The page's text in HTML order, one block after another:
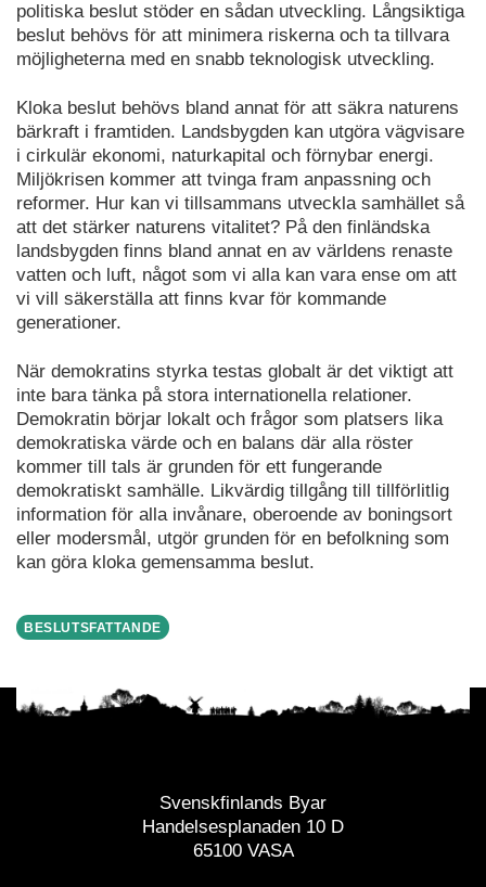
BESLUTSFATTANDE
politiska beslut stöder en sådan utveckling. Långsiktiga
beslut behövs för att minimera riskerna och ta tillvara
möjligheterna med en snabb teknologisk utveckling.
Kloka beslut behövs bland annat för att säkra naturens
bärkraft i framtiden. Landsbygden kan utgöra vägvisare
i cirkulär ekonomi, naturkapital och förnybar energi.
Miljökrisen kommer att tvinga fram anpassning och
reformer. Hur kan vi tillsammans utveckla samhället så
att det stärker naturens vitalitet? På den finländska
landsbygden finns bland annat en av världens renaste
vatten och luft, något som vi alla kan vara ense om att
vi vill säkerställa att finns kvar för kommande
generationer.
När demokratins styrka testas globalt är det viktigt att
inte bara tänka på stora internationella relationer.
Demokratin börjar lokalt och frågor som platsers lika
demokratiska värde och en balans där alla röster
kommer till tals är grunden för ett fungerande
demokratiskt samhälle. Likvärdig tillgång till tillförlitlig
information för alla invånare, oberoende av boningsort
eller modersmål, utgör grunden för en befolkning som
kan göra kloka gemensamma beslut.
Svenskfinlands Byar
Handelsesplanaden 10 D
65100 VASA